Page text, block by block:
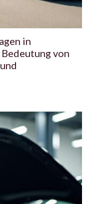
in
von